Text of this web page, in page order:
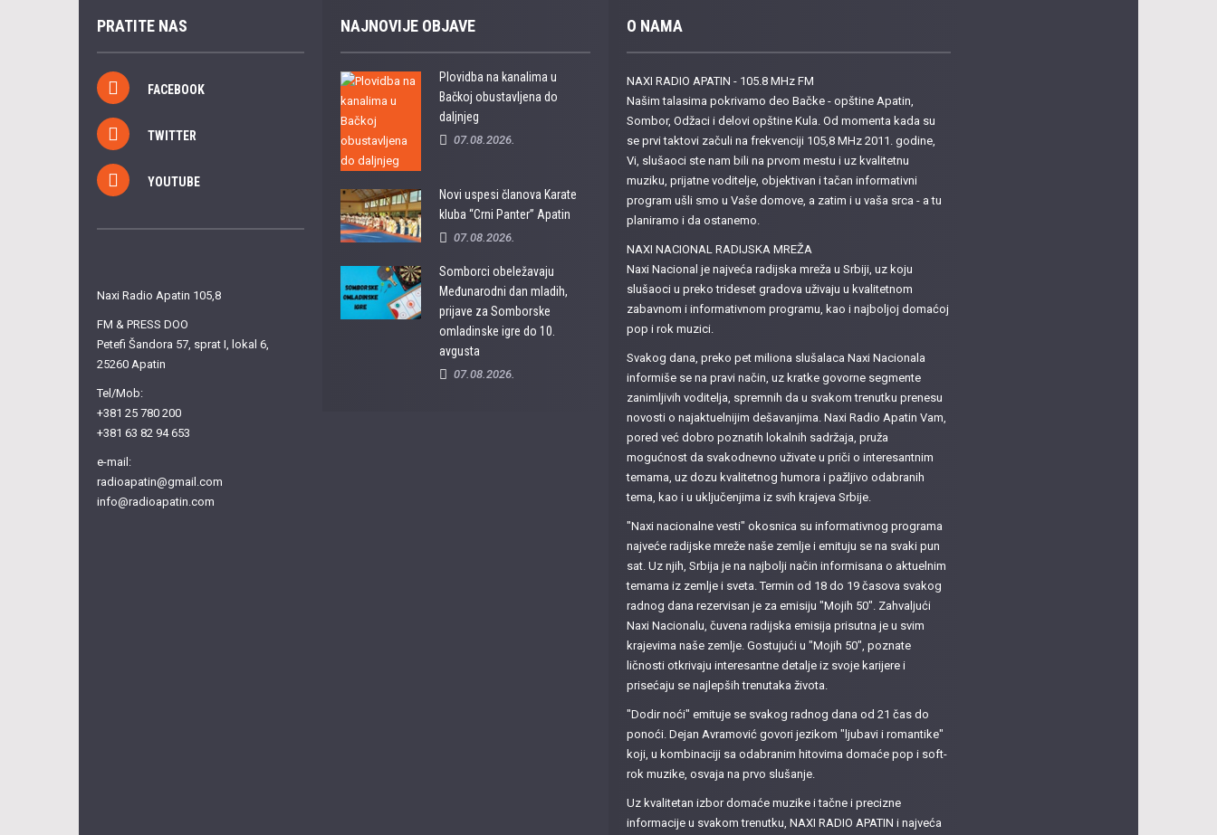
PRATITE NAS
FACEBOOK
TWITTER
YOUTUBE
Naxi Radio Apatin 105,8
FM & PRESS DOO
Petefi Šandora 57, sprat I, lokal 6,
25260 Apatin
Tel/Mob:
+381 25 780 200
+381 63 82 94 653
e-mail:
radioapatin@gmail.com
info@radioapatin.com
NAJNOVIJE OBJAVE
Plovidba na kanalima u
Bačkoj obustavljena do
daljnjeg
07.08.2026.
Novi uspesi članova Karate
kluba “Crni Panter” Apatin
07.08.2026.
Somborci obeležavaju
Međunarodni dan mladih,
prijave za Somborske
omladinske igre do 10.
avgusta
07.08.2026.
O NAMA
NAXI RADIO APATIN - 105.8 MHz FM
Našim talasima pokrivamo deo Bačke - opštine Apatin,
Sombor, Odžaci i delovi opštine Kula. Od momenta kada su
se prvi taktovi začuli na frekvenciji 105,8 MHz 2011. godine,
Vi, slušaoci ste nam bili na prvom mestu i uz kvalitetnu
muziku, prijatne voditelje, objektivan i tačan informativni
program ušli smo u Vaše domove, a zatim i u vaša srca - a tu
planiramo i da ostanemo.
NAXI NACIONAL RADIJSKA MREŽA
Naxi Nacional je najveća radijska mreža u Srbiji, uz koju
slušaoci u preko trideset gradova uživaju u kvalitetnom
zabavnom i informativnom programu, kao i najboljoj domaćoj
pop i rok muzici.
Svakog dana, preko pet miliona slušalaca Naxi Nacionala
informiše se na pravi način, uz kratke govorne segmente
zanimljivih voditelja, spremnih da u svakom trenutku prenesu
novosti o najaktuelnijim dešavanjima. Naxi Radio Apatin Vam,
pored već dobro poznatih lokalnih sadržaja, pruža
mogućnost da svakodnevno uživate u priči o interesantnim
temama, uz dozu kvalitetnog humora i pažljivo odabranih
tema, kao i u uključenjima iz svih krajeva Srbije.
"Naxi nacionalne vesti" okosnica su informativnog programa
najveće radijske mreže naše zemlje i emituju se na svaki pun
sat. Uz njih, Srbija je na najbolji način informisana o aktuelnim
temama iz zemlje i sveta. Termin od 18 do 19 časova svakog
radnog dana rezervisan je za emisiju "Mojih 50". Zahvaljući
Naxi Nacionalu, čuvena radijska emisija prisutna je u svim
krajevima naše zemlje. Gostujući u "Mojih 50", poznate
ličnosti otkrivaju interesantne detalje iz svoje karijere i
prisećaju se najlepših trenutaka života.
"Dodir noći" emituje se svakog radnog dana od 21 čas do
ponoći. Dejan Avramović govori jezikom "ljubavi i romantike"
koji, u kombinaciji sa odabranim hitovima domaće pop i soft-
rok muzike, osvaja na prvo slušanje.
Uz kvalitetan izbor domaće muzike i tačne i precizne
informacije u svakom trenutku, NAXI RADIO APATIN i najveća